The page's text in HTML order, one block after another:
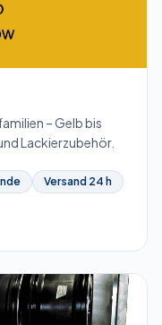
– Gelb bis
Lackierzubehör.
Versand 24 h